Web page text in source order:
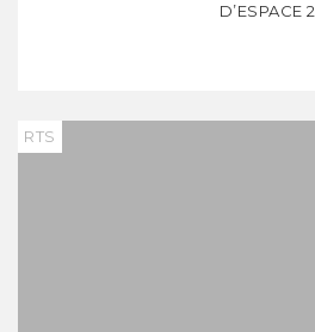
D’ESPACE 2
RTS